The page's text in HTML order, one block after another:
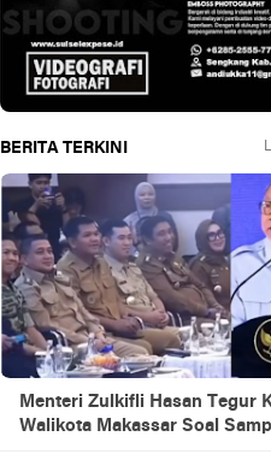
BERITA TERKINI
Menteri Zulkifli Hasan Tegur
Walikota Makassar Soal